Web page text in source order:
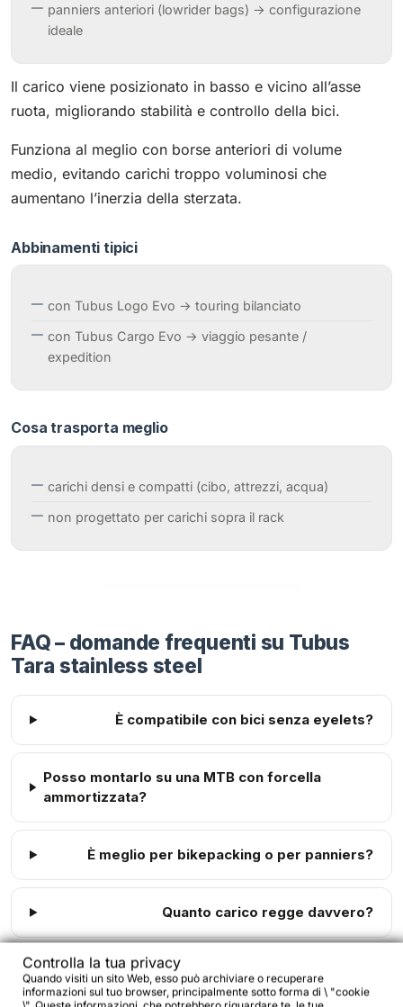
panniers anteriori (lowrider bags) → configurazione
ideale
Il carico viene posizionato in basso e vicino all’asse
ruota, migliorando stabilità e controllo della bici.
Funziona al meglio con borse anteriori di volume
medio, evitando carichi troppo voluminosi che
aumentano l’inerzia della sterzata.
Abbinamenti tipici
con Tubus Logo Evo → touring bilanciato
con Tubus Cargo Evo → viaggio pesante /
expedition
Cosa trasporta meglio
carichi densi e compatti (cibo, attrezzi, acqua)
non progettato per carichi sopra il rack
FAQ – domande frequenti su Tubus
Tara stainless steel
È compatibile con bici senza eyelets?
Posso montarlo su una MTB con forcella
ammortizzata?
È meglio per bikepacking o per panniers?
Quanto carico regge davvero?
Va bene per off-road?
Controlla la tua privacy
Quando visiti un sito Web, esso può archiviare o recuperare
informazioni sul tuo browser, principalmente sotto forma di \ "cookie